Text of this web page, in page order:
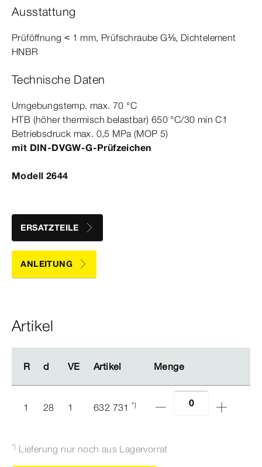
Ausstattung
Prüföffnung < 1 mm, Prüfschraube G⅛, Dicht­element
HNBR
Technische Daten
Umgebungstemp. max. 70 °C
HTB (höher thermisch belastbar) 650 °C/30 min C1
Betriebsdruck max. 0,5 MPa (MOP 5)
mit DIN‑DVGW‑G-Prüfzeichen
Modell 2644
ERSATZTEILE
ANLEITUNG
Artikel
R d VE Artikel Menge
R d VE Artikel Menge
1 28 1 632 731*)
*) Lieferung nur noch aus Lagervorrat